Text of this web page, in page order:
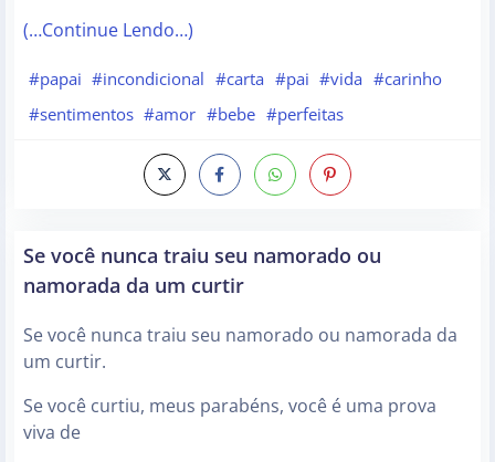
(…Continue Lendo…)
#papai #incondicional #carta #pai #vida #carinho
#sentimentos #amor #bebe #perfeitas
Se você nunca traiu seu namorado ou
namorada da um curtir
Se você nunca traiu seu namorado ou namorada da
um curtir.
Se você curtiu, meus parabéns, você é uma prova
viva de